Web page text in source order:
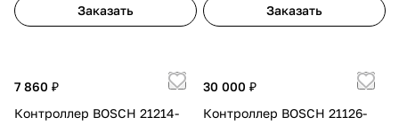
Заказать Заказать
7 860 ₽
Контроллер BOSCH 21214-
30 000 ₽
Контроллер BOSCH 21126-